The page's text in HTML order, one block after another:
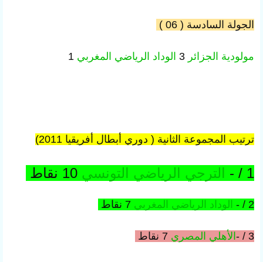
الجولة السادسة ( 06 )
مولودية الجزائر الوداد الرياضي المغربي 1
ترتيب المجموعة الثانية ( دوري أبطال أفريقيا 2011)
1 / - الترجي الرياضي التونسي
2 / - الوداد الرياضي المغربي
3 / - الأهلي المصري